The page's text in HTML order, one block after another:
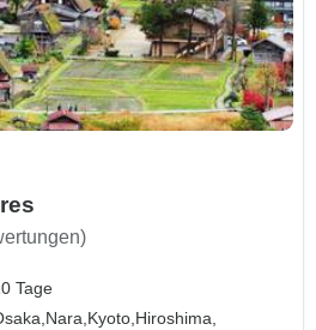
Tage
Nara,Kyoto,Hiroshima,